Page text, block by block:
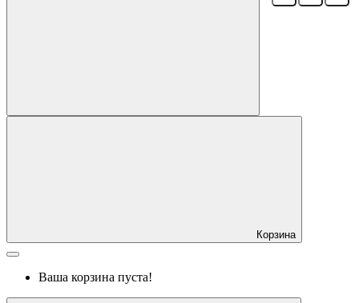
Корзина
Ваша корзина пуста!